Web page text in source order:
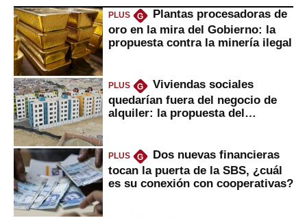
PLUS G
Plantas procesadoras de
oro en la mira del Gobierno: la
propuesta contra la minería ilegal
PLUS G
Viviendas sociales
quedarían fuera del negocio de
alquiler: la propuesta del
PLUS G
Dos nuevas financieras
tocan la puerta de la SBS, ¿cuál
es su conexión con cooperativas?